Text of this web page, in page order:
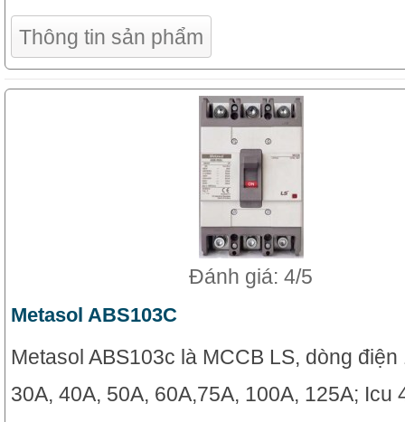
Thông tin sản phẩm
Đánh giá: 4/5
Metasol ABS103C
Metasol ABS103c là MCCB LS, dòng điện
30A, 40A, 50A, 60A,75A, 100A, 125A; Icu